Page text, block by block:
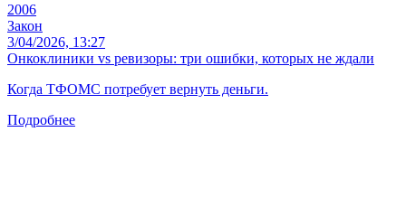
2006
Закон
3/04/2026, 13:27
Онкоклиники vs ревизоры: три ошибки, которых не ждали
Когда ТФОМС потребует вернуть деньги.
Подробнее